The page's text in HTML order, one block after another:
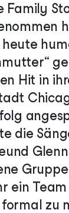
Family
heute
Hit in
die
ein
zu